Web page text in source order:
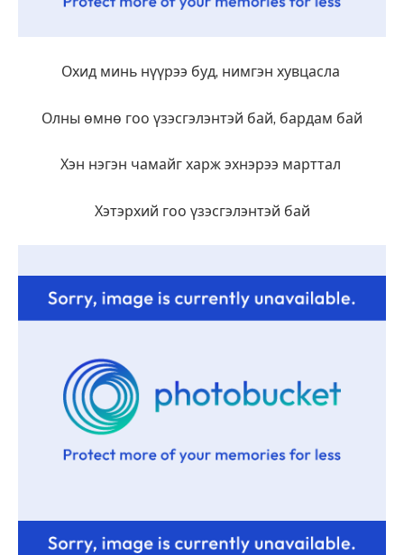
Охид минь нүүрээ буд, нимгэн хувцасла
Олны өмнө гоо үзэсгэлэнтэй бай, бардам бай
Хэн нэгэн чамайг харж эхнэрээ марттал
Хэтэрхий гоо үзэсгэлэнтэй бай